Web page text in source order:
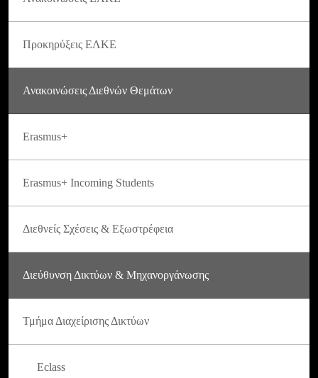
Προκηρύξεις ΕΛΚΕ
Ανακοινώσεις Διεθνών Θεμάτων
Erasmus+
Erasmus+ Incoming Students
Διεθνείς Σχέσεις & Εξωστρέφεια
Διεύθυνση Δικτύων & Μηχανοργάνωσης
Τμήμα Διαχείρισης Δικτύων
Eclass